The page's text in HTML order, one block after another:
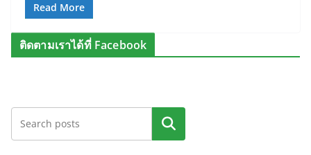
Read More
ติดตามเราได้ที่ Facebook
ค้นหา